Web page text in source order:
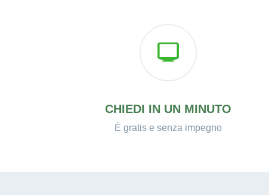
CHIEDI IN UN MINUTO
È gratis e senza impegno